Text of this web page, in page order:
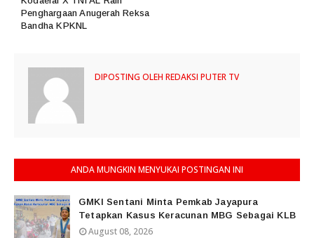
Penghargaan Anugerah Reksa
Bandha KPKNL
DIPOSTING OLEH REDAKSI PUTER TV
ANDA MUNGKIN MENYUKAI POSTINGAN INI
GMKI Sentani Minta Pemkab Jayapura
Tetapkan Kasus Keracunan MBG Sebagai KLB
August 08, 2026